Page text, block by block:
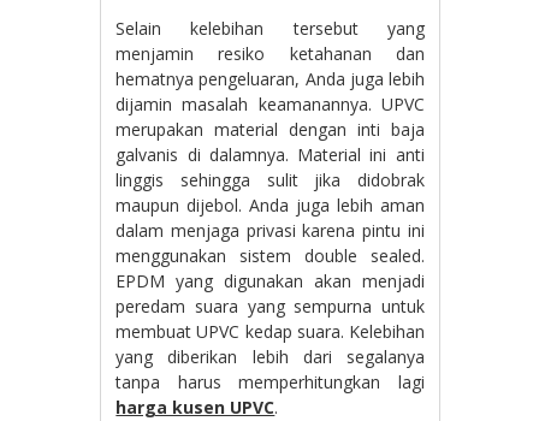
Selain kelebihan tersebut yang
menjamin resiko ketahanan dan
hematnya pengeluaran, Anda juga lebih
dijamin masalah keamanannya. UPVC
merupakan material dengan inti baja
galvanis di dalamnya. Material ini anti
linggis sehingga sulit jika didobrak
maupun dijebol. Anda juga lebih aman
dalam menjaga privasi karena pintu ini
menggunakan sistem double sealed.
EPDM yang digunakan akan menjadi
peredam suara yang sempurna untuk
membuat UPVC kedap suara. Kelebihan
yang diberikan lebih dari segalanya
tanpa harus memperhitungkan lagi
harga kusen UPVC.